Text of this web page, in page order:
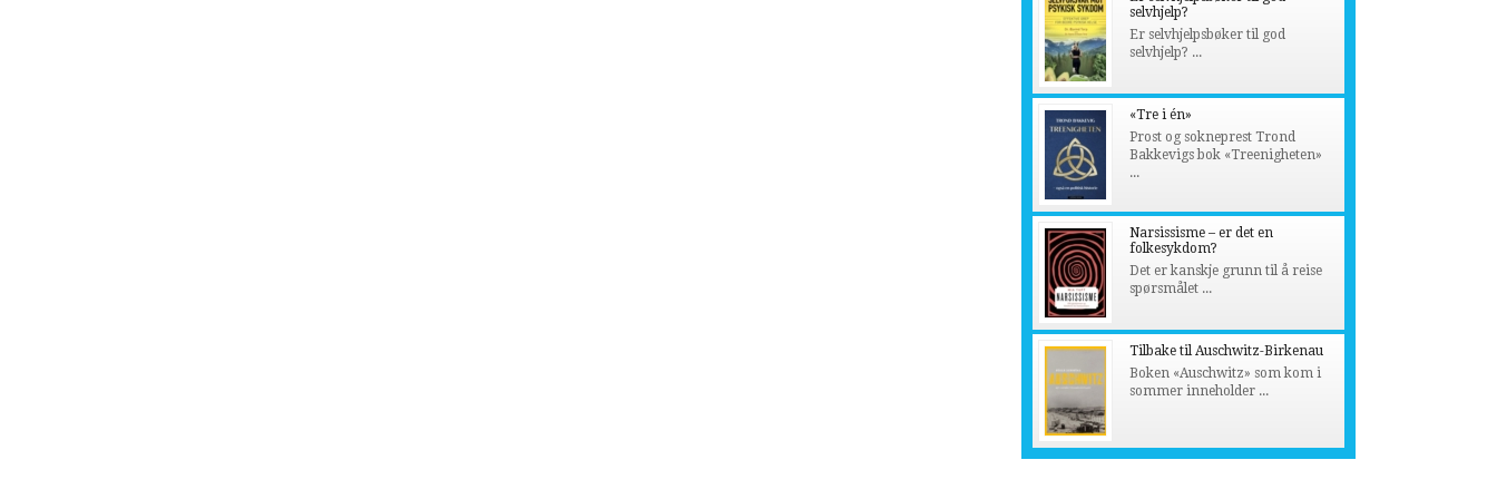
selvhjelp?
Er selvhjelpsbøker til god
selvhjelp? ...
«Tre i én»
Prost og sokneprest Trond
Bakkevigs bok «Treenigheten»
...
Narsissisme – er det en
folkesykdom?
Det er kanskje grunn til å reise
spørsmålet ...
Tilbake til Auschwitz-Birkenau
Boken «Auschwitz» som kom i
sommer inneholder ...